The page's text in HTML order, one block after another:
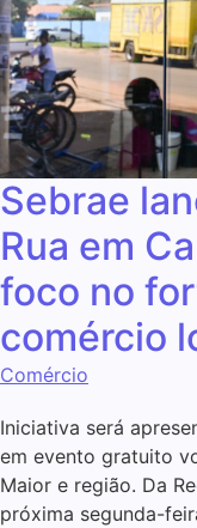
Sebrae
Rua em
foco no
comércio
Comércio
Iniciativa será
em evento gratuito
Maior e região. Da
próxima segunda-